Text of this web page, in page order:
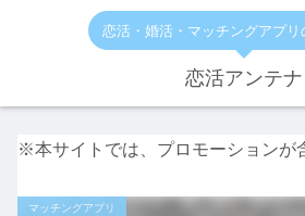
恋活・婚活・マッチングアプリ
恋活アンテナ
※本サイトでは、プロモーションが
マッチングアプリ